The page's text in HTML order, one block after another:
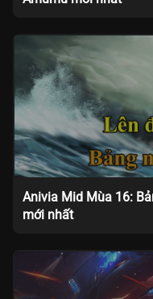
Anivia Mid Mùa 16:
mới nhất